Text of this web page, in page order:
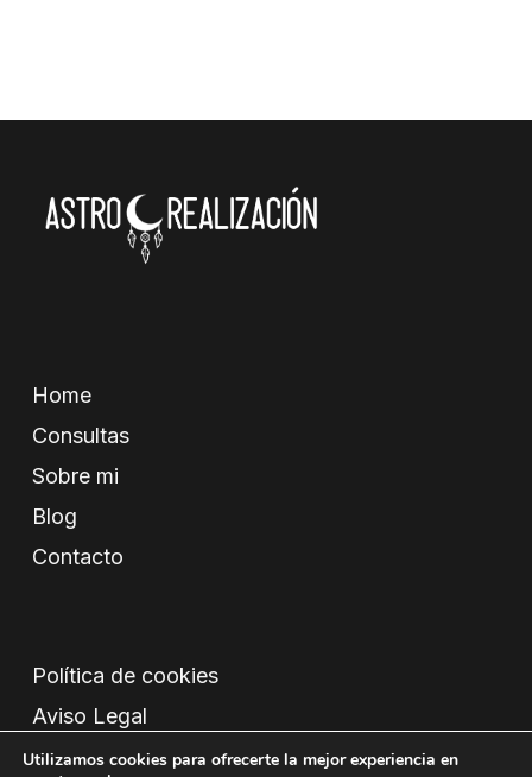
Home
Consultas
Sobre mi
Blog
Contacto
Política de cookies
Aviso Legal
Condiciones
Utilizamos cookies para ofrecerte la mejor experiencia en